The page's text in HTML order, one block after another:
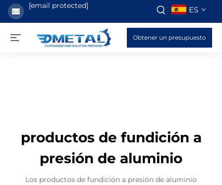
[email protected] ES
Obtener un presupuesto
productos de fundición a
presión de aluminio
Los productos de fundición a presión de aluminio